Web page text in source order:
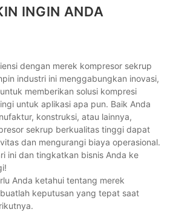
INGIN ANDA
dengan merek kompresor sekrup
industri ini menggabungkan inovasi,
memberikan solusi kompresi
untuk aplikasi apa pun. Baik Anda
konstruksi, atau lainnya,
sekrup berkualitas tinggi dapat
dan mengurangi biaya operasional.
ini dan tingkatkan bisnis Anda ke
Anda ketahui tentang merek
keputusan yang tepat saat